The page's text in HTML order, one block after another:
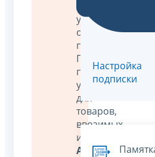
от
уплаты
платежа.
Переходный
период
устанавливается
для
товаров,
ввозимых
из
Армении,
Настройка
подписки